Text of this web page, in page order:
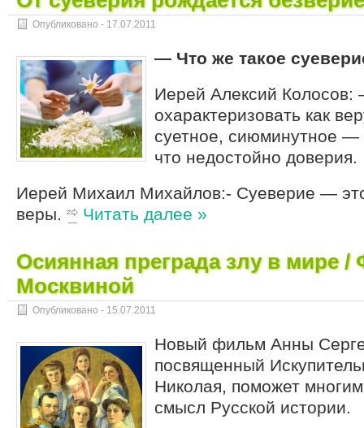
Опубликовано - 17.07.2011
— Что же такое
Иерей Алексий
охарактеризовать как
суетное, сиюминутное —
что недостойно доверия.
Иерей Михаил Михайлов:- Суеверие — это
веры.
Читать далее »
Осиянная преграда злу в мире
Москвиной
Опубликовано - 15.07.2011
Новый фильм Анны
посвященный
Николая, поможет
смысл Русской истории.